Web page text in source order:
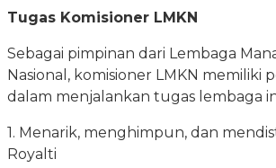
Tugas Komisioner LMKN
Sebagai pimpinan dari Lembaga
Nasional, komisioner LMKN memiliki
dalam menjalankan tugas lembaga
1. Menarik, menghimpun, dan
Royalti